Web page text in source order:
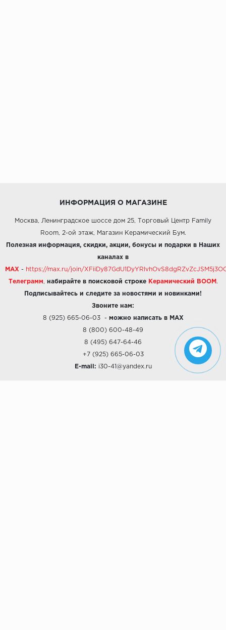
ИНФОРМАЦИЯ О МАГАЗИНЕ
Москва, Ленинградское шоссе дом 25, Торговый Центр Family
Room, 2-ой этаж, Магазин Керамический Бум.
Полезная информация, скидки, акции, бонусы и подарки в Наших
каналах в
MAX - https://max.ru/join/
Телеграмм набирайте в поисковой строке Керамический BOOM .
Подписывайтесь и следите за новостями и новинками!
Звоните нам:
8 (925) 665-06-03- можно написать в MAX
8 (800) 600-48-49
8 (495) 647-64-46
+7 (925) 665-06-03
E-mail: i30-41@yandex.ru